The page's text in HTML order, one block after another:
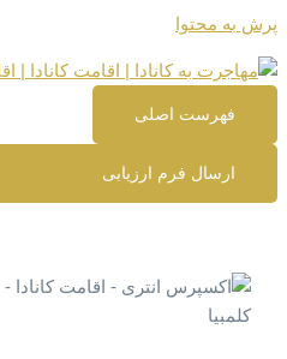
پرش به محتوا
فهرست اصلی
ارسال فرم ارزیابی